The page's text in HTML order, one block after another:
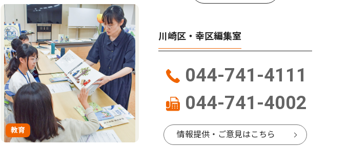
教育
川崎区・幸区編集室
044-741-4111
044-741-4002
情報提供・ご意見はこちら